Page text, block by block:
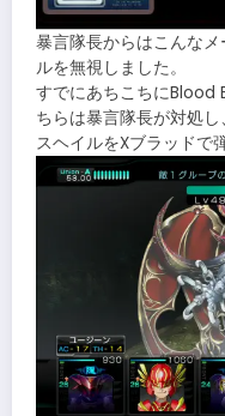
暴言隊長からはこんな
ルを無視しました。
すでにあちこちにBlood
ちらは暴言隊長が対処
スヘイルをXブラッドで